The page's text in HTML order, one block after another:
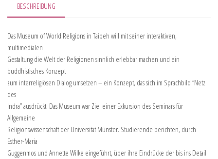
BESCHREIBUNG
Das Museum of World Religions in Taipeh will mit seiner interaktiven,
multimedialen
Gestaltung die Welt der Religionen sinnlich erlebbar machen und ein
buddhistisches Konzept
zum interreligiösen Dialog umsetzen – ein Konzept, das sich im Sprachbild “Netz
des
Indra” ausdrückt. Das Museum war Ziel einer Exkursion des Seminars für
Allgemeine
Religionswissenschaft der Universität Münster. Studierende berichten, durch
Esther-Maria
Guggenmos und Annette Wilke eingeführt, über ihre Eindrücke der bis ins Detail